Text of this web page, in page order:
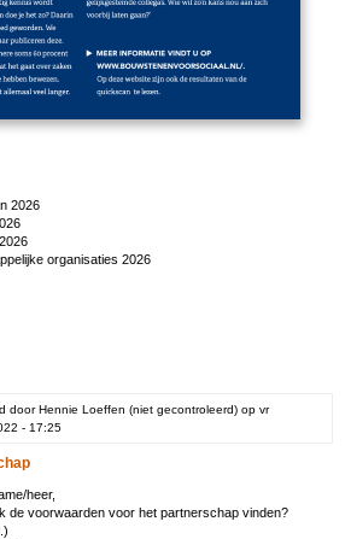
2026
organisaties 2026
doorHennie Loeffen (niet gecontroleerd)op vr
- 17:25
heer,
de voorwaarden voor het partnerschap vinden?